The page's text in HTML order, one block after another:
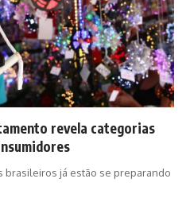
revela categorias
brasileiros já estão se preparando